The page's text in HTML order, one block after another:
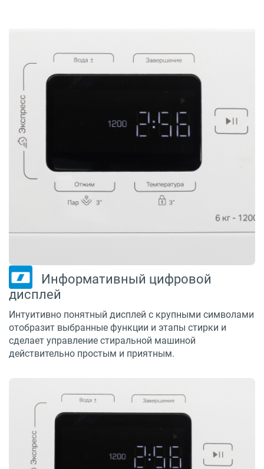
Информативный цифровой
дисплей
Интуитивно понятный дисплей с крупными символами
отобразит выбранные функции и этапы стирки и
сделает управление стиральной машиной
действительно простым и приятным.